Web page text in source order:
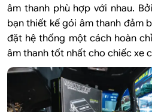
âm thanh phù hợp với nhau.
bạn thiết kế gói âm thanh đảm
đặt hệ thống một cách hoàn
âm thanh tốt nhất cho chiếc xe